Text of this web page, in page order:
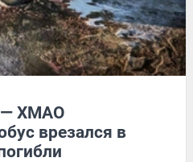
— ХМАО
врезался в